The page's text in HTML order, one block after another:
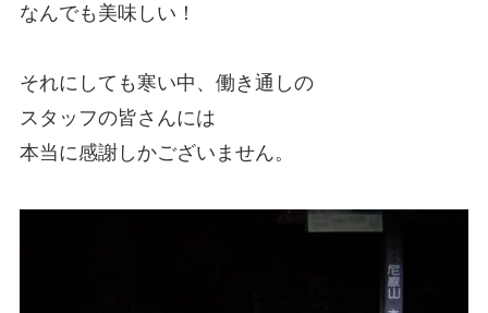
なんでも美味しい！
それにしても寒い中、働き通しの
スタッフの皆さんには
本当に感謝しかございません。